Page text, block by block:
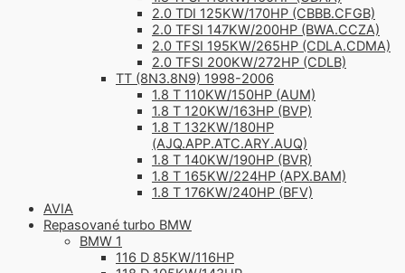
2.0 TDI 125KW/170HP (CBBB.CFGB)
2.0 TFSI 147KW/200HP (BWA.CCZA)
2.0 TFSI 195KW/265HP (CDLA.CDMA)
2.0 TFSI 200KW/272HP (CDLB)
TT (8N3.8N9) 1998-2006
1.8 T 110KW/150HP (AUM)
1.8 T 120KW/163HP (BVP)
1.8 T 132KW/180HP
(AJQ.APP.ATC.ARY.AUQ)
1.8 T 140KW/190HP (BVR)
1.8 T 165KW/224HP (APX.BAM)
1.8 T 176KW/240HP (BFV)
AVIA
Repasované turbo BMW
BMW 1
116 D 85KW/116HP